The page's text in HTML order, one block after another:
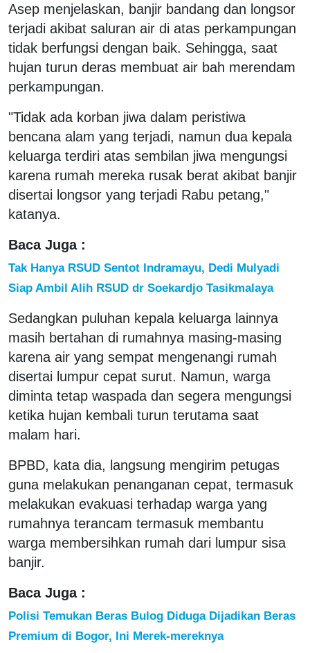
Asep menjelaskan, banjir bandang dan longsor
terjadi akibat saluran air di atas perkampungan
tidak berfungsi dengan baik. Sehingga, saat
hujan turun deras membuat air bah merendam
perkampungan.
"Tidak ada korban jiwa dalam peristiwa
bencana alam yang terjadi, namun dua kepala
keluarga terdiri atas sembilan jiwa mengungsi
karena rumah mereka rusak berat akibat banjir
disertai longsor yang terjadi Rabu petang,"
katanya.
Baca Juga :
Tak Hanya RSUD Sentot Indramayu, Dedi Mulyadi
Siap Ambil Alih RSUD dr Soekardjo Tasikmalaya
Sedangkan puluhan kepala keluarga lainnya
masih bertahan di rumahnya masing-masing
karena air yang sempat mengenangi rumah
disertai lumpur cepat surut. Namun, warga
diminta tetap waspada dan segera mengungsi
ketika hujan kembali turun terutama saat
malam hari.
BPBD, kata dia, langsung mengirim petugas
guna melakukan penanganan cepat, termasuk
melakukan evakuasi terhadap warga yang
rumahnya terancam termasuk membantu
warga membersihkan rumah dari lumpur sisa
banjir.
Baca Juga :
Polisi Temukan Beras Bulog Diduga Dijadikan Beras
Premium di Bogor, Ini Merek-mereknya